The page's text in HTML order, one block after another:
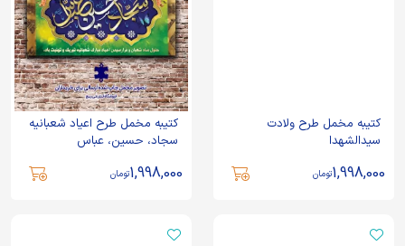
کتیبه مخمل طرح ولادت
سیدالشهدا
1,998,000تومان
کتیبه مخمل طرح اعیاد شعبانیه
سجاد، حسین، عباس
1,998,000تومان